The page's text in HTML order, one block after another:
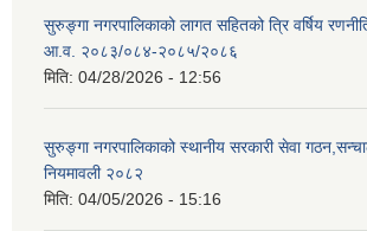
सुरुङ्गा नगरपालिकाको लागत सहितको त्रि वर्षिय
आ.व. २०८३/०८४-२०८५/२०८६
मिति: 04/28/2026 - 12:56
सुरुङ्गा नगरपालिकाको स्थानीय सरकारी सेवा
नियमावली २०८२
मिति: 04/05/2026 - 15:16